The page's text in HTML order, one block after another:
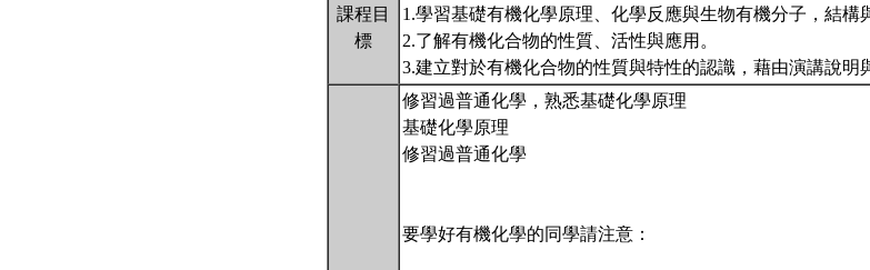
課程目
標
1.學習基礎有機化學原理、化學反應與生物有機分子，結構
2.了解有機化合物的性質、活性與應用。
3.建立對於有機化合物的性質與特性的認識，藉由演講說明
修習過普通化學，熟悉基礎化學原理
基礎化學原理
修習過普通化學
要學好有機化學的同學請注意：